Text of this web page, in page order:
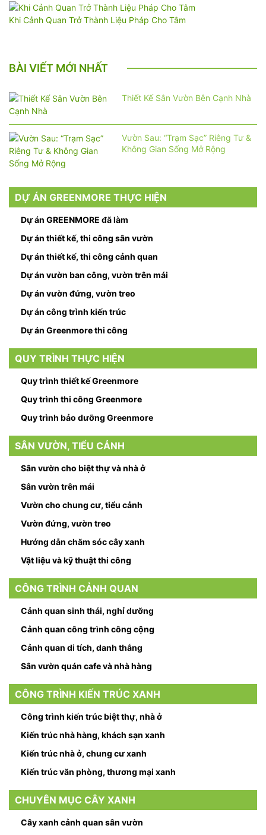
Khi Cảnh Quan Trở Thành Liệu Pháp Cho Tâm
BÀI VIẾT MỚI NHẤT
Thiết Kế Sân Vườn Bên Cạnh Nhà
Vườn Sau: “Trạm Sạc” Riêng Tư &
Không Gian Sống Mở Rộng
DỰ ÁN GREENMORE THỰC HIỆN
Dự án GREENMORE đã làm
Dự án thiết kế, thi công sân vườn
Dự án thiết kế, thi công cảnh quan
Dự án vườn ban công, vườn trên mái
Dự án vườn đứng, vườn treo
Dự án công trình kiến trúc
Dự án Greenmore thi công
QUY TRÌNH THỰC HIỆN
Quy trình thiết kế Greenmore
Quy trình thi công Greenmore
Quy trình bảo dưỡng Greenmore
SÂN VƯỜN, TIỂU CẢNH
Sân vườn cho biệt thự và nhà ở
Sân vườn trên mái
Vườn cho chung cư, tiểu cảnh
Vườn đứng, vườn treo
Hướng dẫn chăm sóc cây xanh
Vật liệu và kỹ thuật thi công
CÔNG TRÌNH CẢNH QUAN
Cảnh quan sinh thái, nghỉ dưỡng
Cảnh quan công trình công cộng
Cảnh quan di tích, danh thắng
Sân vườn quán cafe và nhà hàng
CÔNG TRÌNH KIẾN TRÚC XANH
Công trình kiến trúc biệt thự, nhà ở
Kiến trúc nhà hàng, khách sạn xanh
Kiến trúc nhà ở, chung cư xanh
Kiến trúc văn phòng, thương mại xanh
CHUYÊN MỤC CÂY XANH
Cây xanh cảnh quan sân vườn